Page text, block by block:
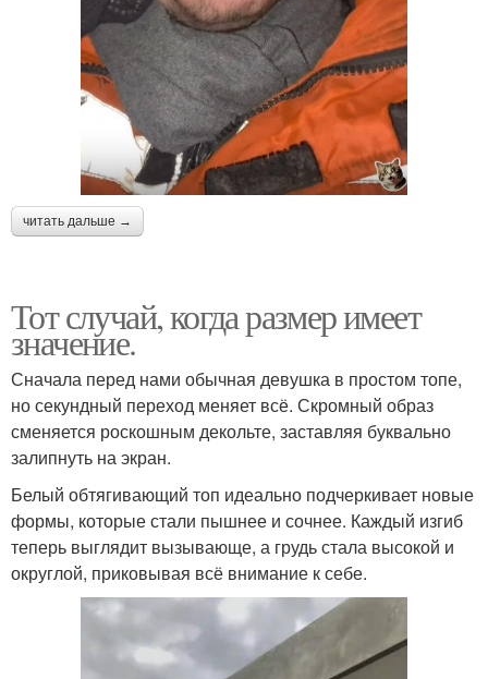
читать дальше →
Тот случай, когда размер имеет
значение.
Сначала перед нами обычная девушка в простом топе,
но секундный переход меняет всё. Скромный образ
сменяется роскошным декольте, заставляя буквально
залипнуть на экран.
Белый обтягивающий топ идеально подчеркивает новые
формы, которые стали пышнее и сочнее. Каждый изгиб
теперь выглядит вызывающе, а грудь стала высокой и
округлой, приковывая всё внимание к себе.